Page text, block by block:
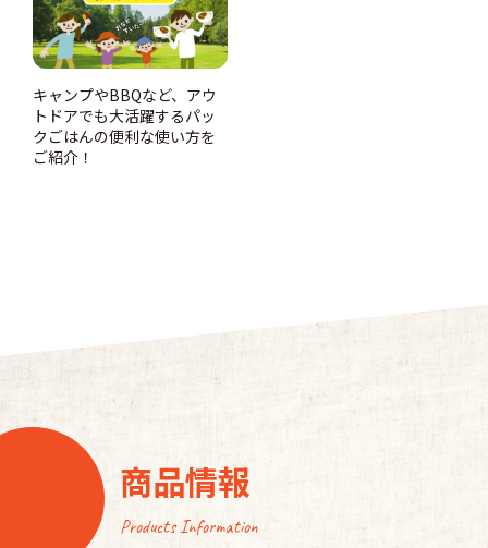
キャンプやBBQなど、アウ
トドアでも大活躍するパッ
クごはんの便利な使い方を
ご紹介！
商品情報
Products Information